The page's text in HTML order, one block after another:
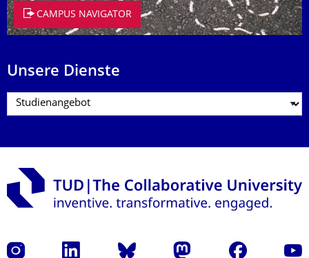
CAMPUS NAVIGATOR
Unsere Dienste
Instagram LinkedIn Bluesky Mastodon Facebook